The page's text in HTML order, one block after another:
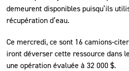
demeurent disponibles puisqu’ils
récupération d’eau.
Ce mercredi, ce sont 16 camions-
iront déverser cette ressource dans
une opération évaluée à 32 000 $.